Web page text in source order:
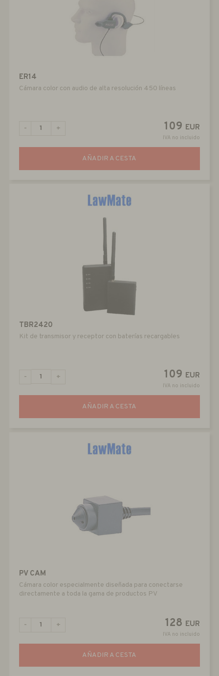
ER14
Cámara color con audio de alta resolución 450 líneas
109 EUR
IVA no incluido
- +
AÑADIR A CESTA
TBR2420
Kit de transmisor y receptor con baterías recargables
109 EUR
IVA no incluido
- +
AÑADIR A CESTA
PV CAM
Cámara color especialmente diseñada para conectarse
directamente a toda la gama de productos PV
128 EUR
IVA no incluido
- +
AÑADIR A CESTA